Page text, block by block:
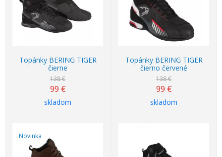
Topánky BERING TIGER
čierne
138 €
99 €
skladom
Topánky BERING TIGER
čierno červené
138 €
99 €
skladom
Novinka